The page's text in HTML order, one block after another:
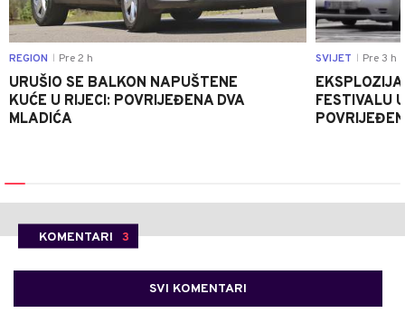
REGION Pre 2 h
URUŠIO SE BALKON NAPUŠTENE
KUĆE U RIJECI: POVRIJEĐENA DVA
MLADIĆA
SVIJET Pre 3 h
FESTIVALU
KOMENTARI 3
SVI KOMENTARI